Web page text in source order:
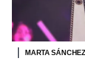
MARTA